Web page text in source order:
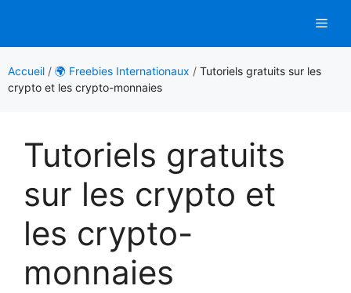
contenu
Accueil / 🌍 Freebies Internationaux / Tutoriels gratuits sur les
crypto et les crypto-monnaies
Tutoriels gratuits
sur les crypto et
les crypto-
monnaies